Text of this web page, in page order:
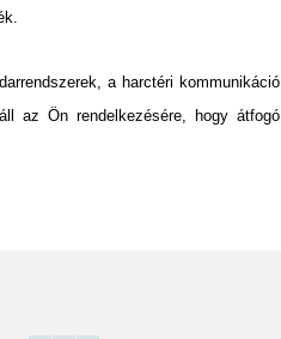
a harctéri kommunikáció
az Ön rendelkezésére, hogy átfogó